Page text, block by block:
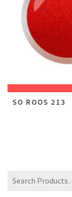
SO ROOS 213